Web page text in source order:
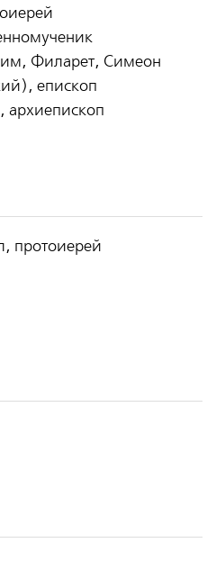
Филарет, Симеон
епископ
протоиерей